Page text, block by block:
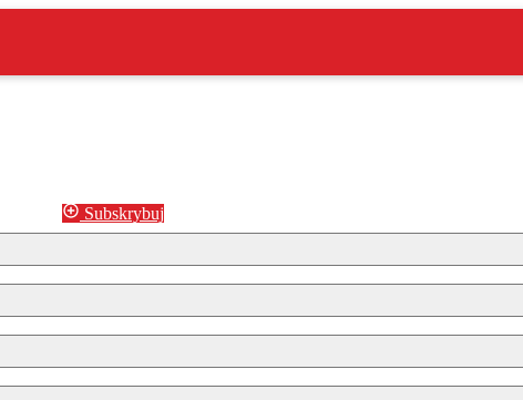
Subskrybuj